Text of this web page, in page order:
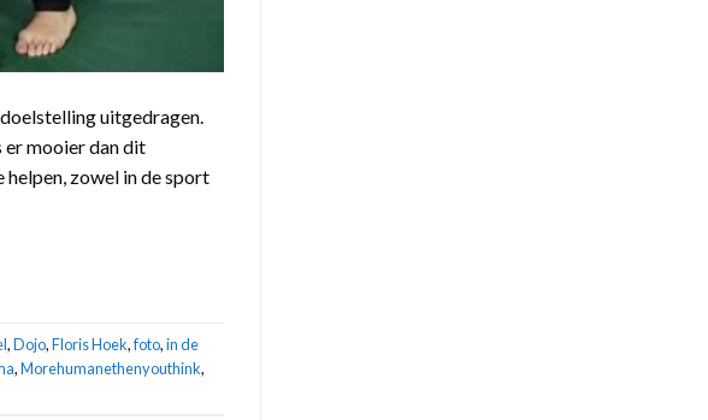
uitgedragen.
er mooier dan dit
zowel in de sport
,Dojo,Floris Hoek,foto,in de
,Morehumanethenyouthink,